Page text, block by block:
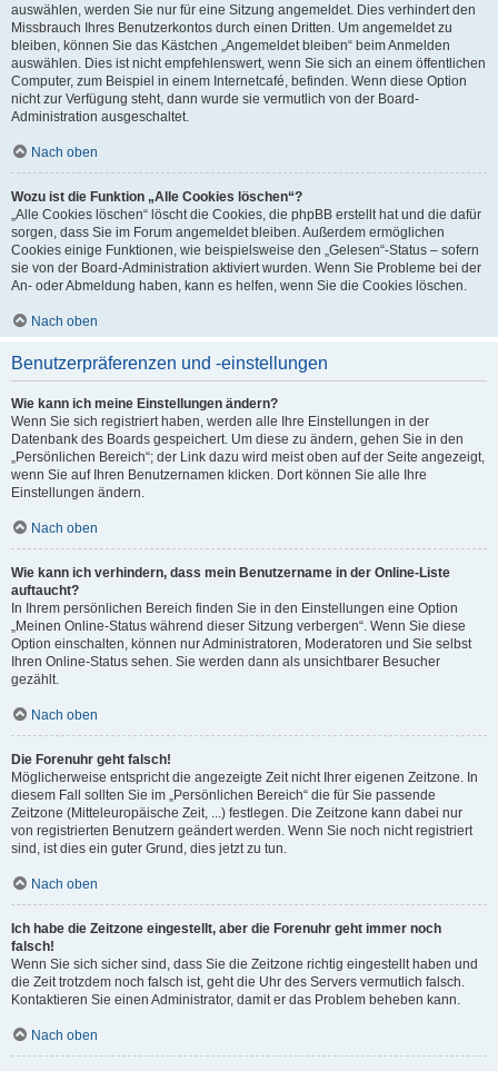
auswählen, werden Sie nur für eine Sitzung angemeldet. Dies verhindert den
Missbrauch Ihres Benutzerkontos durch einen Dritten. Um angemeldet zu
bleiben, können Sie das Kästchen „Angemeldet bleiben“ beim Anmelden
auswählen. Dies ist nicht empfehlenswert, wenn Sie sich an einem öffentlichen
Computer, zum Beispiel in einem Internetcafé, befinden. Wenn diese Option
nicht zur Verfügung steht, dann wurde sie vermutlich von der Board-
Administration ausgeschaltet.
Nach oben
Wozu ist die Funktion „Alle Cookies löschen“?
„Alle Cookies löschen“ löscht die Cookies, die phpBB erstellt hat und die dafür
sorgen, dass Sie im Forum angemeldet bleiben. Außerdem ermöglichen
Cookies einige Funktionen, wie beispielsweise den „Gelesen“-Status – sofern
sie von der Board-Administration aktiviert wurden. Wenn Sie Probleme bei der
An- oder Abmeldung haben, kann es helfen, wenn Sie die Cookies löschen.
Nach oben
Benutzerpräferenzen und -einstellungen
Wie kann ich meine Einstellungen ändern?
Wenn Sie sich registriert haben, werden alle Ihre Einstellungen in der
Datenbank des Boards gespeichert. Um diese zu ändern, gehen Sie in den
„Persönlichen Bereich“; der Link dazu wird meist oben auf der Seite angezeigt,
wenn Sie auf Ihren Benutzernamen klicken. Dort können Sie alle Ihre
Einstellungen ändern.
Nach oben
Wie kann ich verhindern, dass mein Benutzername in der Online-Liste
auftaucht?
In Ihrem persönlichen Bereich finden Sie in den Einstellungen eine Option
„Meinen Online-Status während dieser Sitzung verbergen“. Wenn Sie diese
Option einschalten, können nur Administratoren, Moderatoren und Sie selbst
Ihren Online-Status sehen. Sie werden dann als unsichtbarer Besucher
gezählt.
Nach oben
Die Forenuhr geht falsch!
Möglicherweise entspricht die angezeigte Zeit nicht Ihrer eigenen Zeitzone. In
diesem Fall sollten Sie im „Persönlichen Bereich“ die für Sie passende
Zeitzone (Mitteleuropäische Zeit, ...) festlegen. Die Zeitzone kann dabei nur
von registrierten Benutzern geändert werden. Wenn Sie noch nicht registriert
sind, ist dies ein guter Grund, dies jetzt zu tun.
Nach oben
Ich habe die Zeitzone eingestellt, aber die Forenuhr geht immer noch
falsch!
Wenn Sie sich sicher sind, dass Sie die Zeitzone richtig eingestellt haben und
die Zeit trotzdem noch falsch ist, geht die Uhr des Servers vermutlich falsch.
Kontaktieren Sie einen Administrator, damit er das Problem beheben kann.
Nach oben